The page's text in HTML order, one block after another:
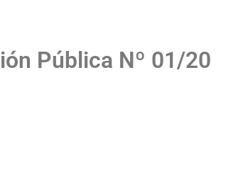
Pública Nº 01/20